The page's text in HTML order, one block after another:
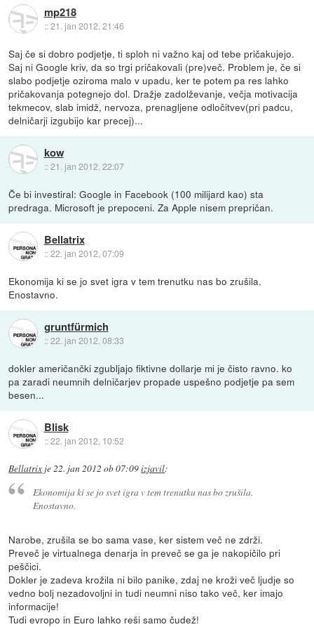
mp218
::21. jan 2012, 21:46
Saj če si dobro podjetje, ti sploh ni važno kaj od tebe pričakujejo.
Saj ni Google kriv, da so trgi pričakovali (pre)več. Problem je, če si
slabo podjetje oziroma malo v upadu, ker te potem pa res lahko
pričakovanja potegnejo dol. Dražje zadolževanje, večja motivacija
tekmecov, slab imidž, nervoza, prenagljene odločitvev(pri padcu,
delničarji izgubijo kar precej)...
kow
::21. jan 2012, 22:07
Če bi investiral: Google in Facebook (100 milijard kao) sta
predraga. Microsoft je prepoceni. Za Apple nisem prepričan.
Bellatrix
::22. jan 2012, 07:09
Ekonomija ki se jo svet igra v tem trenutku nas bo zrušila.
Enostavno.
gruntfürmich
::22. jan 2012, 08:33
dokler američančki zgubljajo fiktivne dollarje mi je čisto ravno. ko
pa zaradi neumnih delničarjev propade uspešno podjetje pa sem
besen...
Blisk
::22. jan 2012, 10:52
Bellatrix je22. jan 2012 ob 07:09izjavil:
Ekonomija ki se jo svet igra v tem trenutku nas bo zrušila.
Enostavno.
Narobe, zrušila se bo sama vase, ker sistem več ne zdrži.
Preveč je virtualnega denarja in preveč se ga je nakopičilo pri
peščici.
Dokler je zadeva krožila ni bilo panike, zdaj ne kroži več ljudje so
vedno bolj nezadovoljni in tudi neumni niso tako več, ker imajo
informacije!
Tudi evropo in Euro lahko reši samo čudež!